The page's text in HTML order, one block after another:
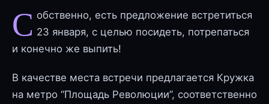
С обственно, есть предложение встретиться
23 января, с целью посидеть, потрепаться
и конечно же выпить!
В качестве места встречи предлагается Кружка
на метро “Площадь Революции”, соответственно